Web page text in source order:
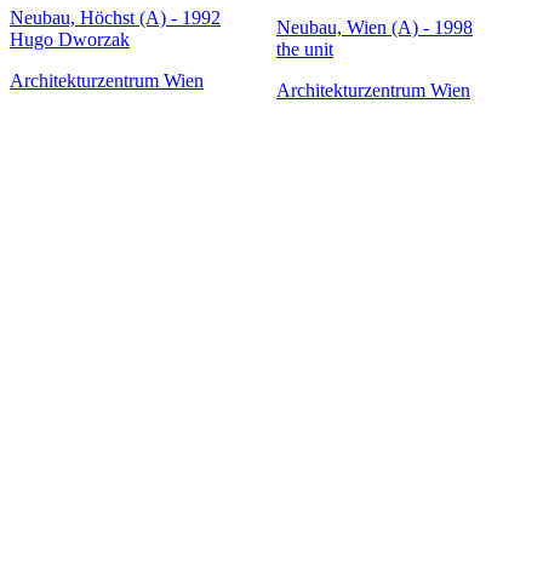
Neubau, Höchst (A) - 1992
Hugo Dworzak
Architekturzentrum Wien
Neubau, Wien (A) - 1998
the unit
Architekturzentrum Wien